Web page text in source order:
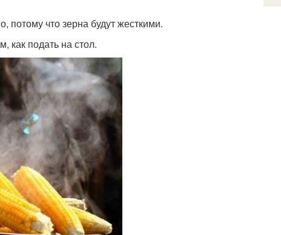
потому что зерна будут жесткими.
как подать на стол.